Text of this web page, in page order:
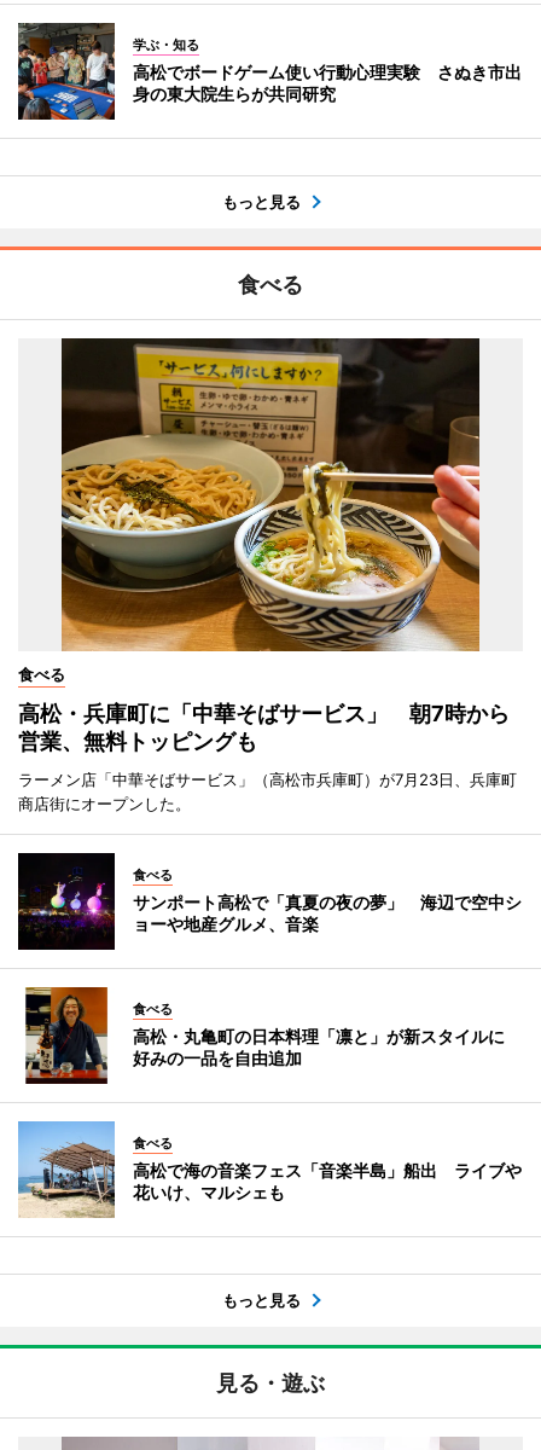
学ぶ・知る
高松でボードゲーム使い行動心理実験 さぬき市出
身の東大院生らが共同研究
もっと見る
食べる
食べる
高松・兵庫町に「中華そばサービス」 朝7時から
営業、無料トッピングも
ラーメン店「中華そばサービス」（高松市兵庫町）が7月23日、兵庫町
商店街にオープンした。
食べる
サンポート高松で「真夏の夜の夢」 海辺で空中シ
ョーや地産グルメ、音楽
食べる
高松・丸亀町の日本料理「凛と」が新スタイルに
好みの一品を自由追加
食べる
高松で海の音楽フェス「音楽半島」船出 ライブや
花いけ、マルシェも
もっと見る
見る・遊ぶ